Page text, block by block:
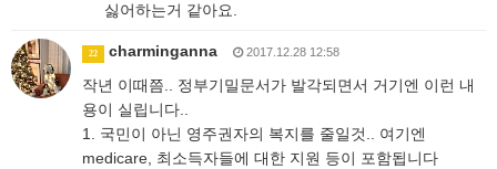
싫어하는거 같아요.
22 charminganna 2017.12.28 12:58
작년 이때쯤.. 정부기밀문서가 발각되면서 거기엔 이런 내
용이 실립니다..
1. 국민이 아닌 영주권자의 복지를 줄일것.. 여기엔
medicare, 최소득자들에 대한 지원 등이 포함됩니다